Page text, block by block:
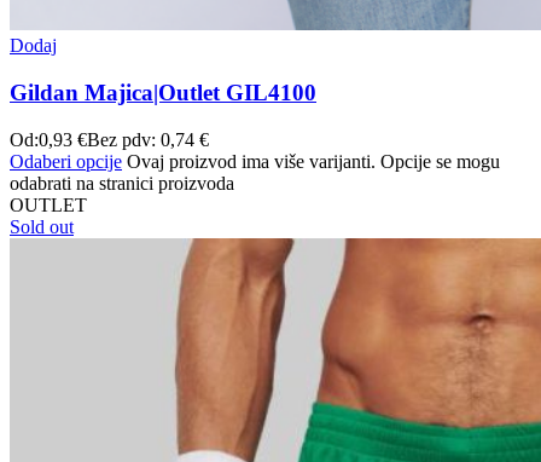
Dodaj
Gildan Majica|Outlet GIL4100
Od:0,93 €Bez pdv: 0,74 €
Odaberi opcije Ovaj proizvod ima više varijanti. Opcije se mogu
odabrati na stranici proizvoda
OUTLET
Sold out